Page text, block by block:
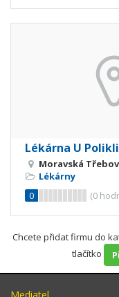
Lékárna U
Moravská
Lékárny
0
(0
Chcete přidat firmu do
tlačítko